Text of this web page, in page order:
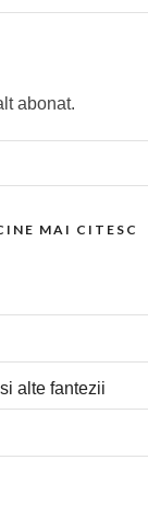
abonat.
MAI CITESC
alte fantezii